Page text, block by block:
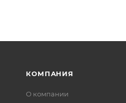
КОМПАНИЯ
О компании